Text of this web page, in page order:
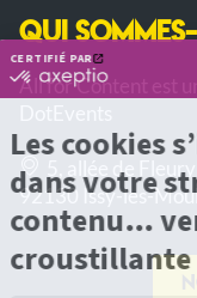
QUI
All for Content est
5, allée de Fleury
92130 Issy-les-